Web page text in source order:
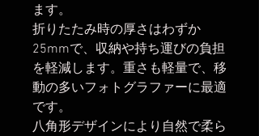
ます。
折りたたみ時の厚さはわずか
25mmで、収納や持ち運びの負担
を軽減します。重さも軽量で、移
動の多いフォトグラファーに最適
です。
八角形デザインにより自然で柔ら